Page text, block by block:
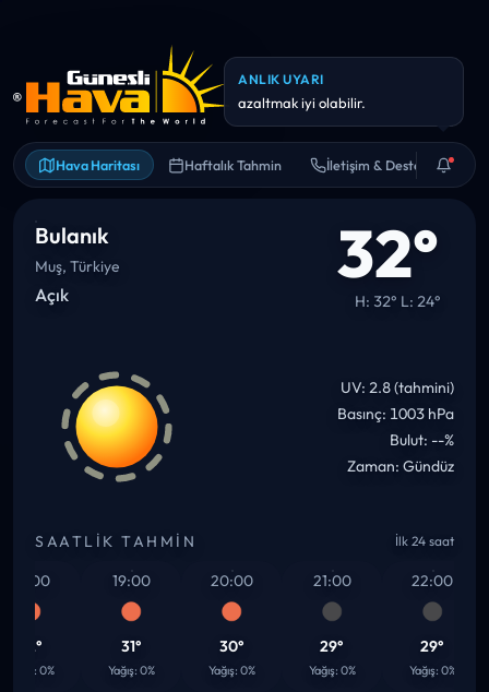
Hava Haritası Haftalık Tahmin İletişim & Destek
ANLIK UYARI
Yarın sıcaklık 34°C civarına
çıkabilir. Bol su ve gölge iyi fikir.
Bulanık
Muş, Türkiye
Açık 32°
H: 32° L: 24°
UV: 2.8 (tahmini)
Basınç: 1003 hPa
Bulut: --%
Zaman: Gündüz
SAATLIK TAHMIN İlk 24 saat
0%
19:00
31°
Yağış: 0%
20:00
30°
Yağış: 0%
21:00
29°
Yağış: 0%
22:00
29°
Yağış: 0%